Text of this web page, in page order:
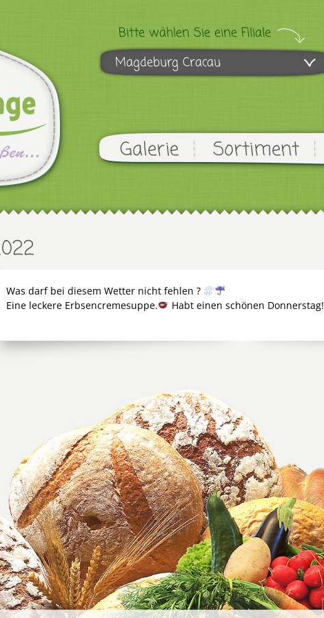
Bitte wählen Sie eine Filiale
Magdeburg Cracau
Galerie Sortiment
Was darf bei diesem Wetter nicht fehlen ?
Eine leckere Erbsencremesuppe.
Habt einen schönen Donnerstag!